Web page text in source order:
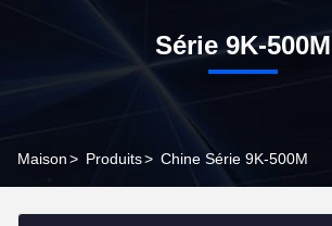
Série 9K-500M
Maison> Produits> Chine Série 9K-500M